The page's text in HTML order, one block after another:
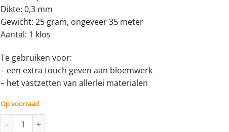
Dikte: 0,3 mm
Gewicht: 25 gram, ongeveer 35 meter
Aantal: 1 klos
Te gebruiken voor:
– een extra touch geven aan bloemwerk
– het vastzetten van allerlei materialen
Op voorraad
Effectdraad roze (dk.) - 0,3 mm - 25 gram aantal